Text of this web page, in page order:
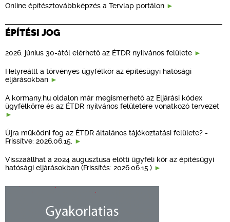
Online építésztovábbképzés a Tervlap portálon
ÉPÍTÉSI JOG
2026. június 30-ától elérhető az ÉTDR nyilvános felülete
Helyreállt a törvényes ügyfélkör az építésügyi hatósági
eljárásokban
A kormany.hu oldalon már megismerhető az Eljárási kódex
ügyfélkörre és az ÉTDR nyilvános felületére vonatkozó tervezet
Újra működni fog az ÉTDR általános tájékoztatási felülete? -
Frissítve: 2026.06.15.
Visszaállhat a 2024 augusztusa előtti ügyféli kör az építésügyi
hatósági eljárásokban (Frissítés: 2026.06.15.)